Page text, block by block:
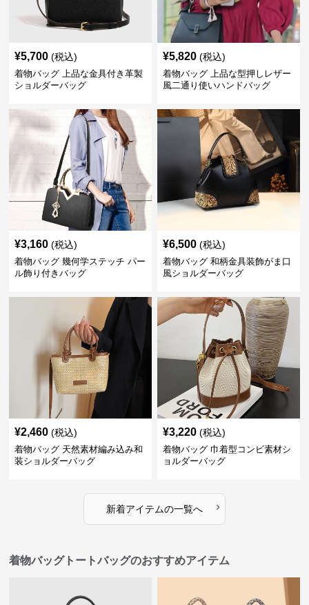
¥5,700 (税込)
着物バッグ 上品な金具付き革製
ショルダーバッグ
¥5,820 (税込)
着物バッグ 上品な型押しレザー
風二通り使いハンドバッグ
¥3,160 (税込)
着物バッグ 幾何学ステッチ パー
ル飾り付きバッグ
¥6,500 (税込)
着物バッグ 和柄金具装飾がま口
風ショルダーバッグ
¥2,460 (税込)
着物バッグ 天然素材編み込み和
装ショルダーバッグ
¥3,220 (税込)
着物バッグ 巾着型コンビ素材シ
ョルダーバッグ
新着アイテムの一覧へ ›
着物バッグトートバッグのおすすめアイテム